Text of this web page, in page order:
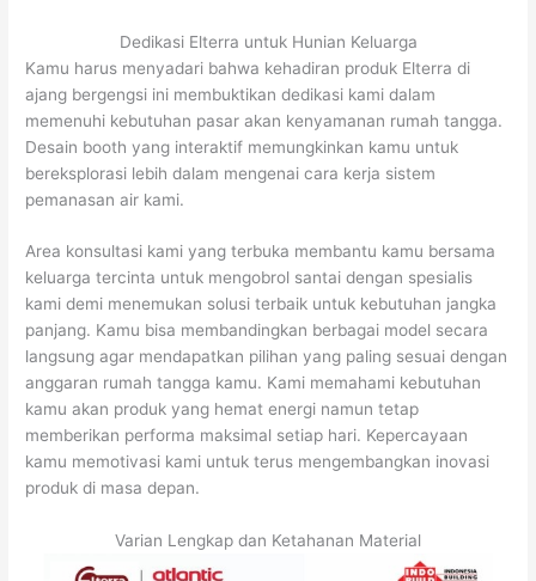
Dedikasi Elterra untuk Hunian Keluarga
Kamu harus menyadari bahwa kehadiran produk Elterra di
ajang bergengsi ini membuktikan dedikasi kami dalam
memenuhi kebutuhan pasar akan kenyamanan rumah tangga.
Desain booth yang interaktif memungkinkan kamu untuk
bereksplorasi lebih dalam mengenai cara kerja sistem
pemanasan air kami.
Area konsultasi kami yang terbuka membantu kamu bersama
keluarga tercinta untuk mengobrol santai dengan spesialis
kami demi menemukan solusi terbaik untuk kebutuhan jangka
panjang. Kamu bisa membandingkan berbagai model secara
langsung agar mendapatkan pilihan yang paling sesuai dengan
anggaran rumah tangga kamu. Kami memahami kebutuhan
kamu akan produk yang hemat energi namun tetap
memberikan performa maksimal setiap hari. Kepercayaan
kamu memotivasi kami untuk terus mengembangkan inovasi
produk di masa depan.
Varian Lengkap dan Ketahanan Material